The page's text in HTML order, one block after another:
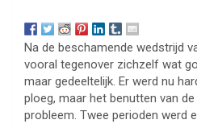
Na de beschamende wedstrijd
vooral tegenover zichzelf wat
maar gedeeltelijk. Er werd nu
ploeg, maar het benutten van
probleem. Twee perioden werd